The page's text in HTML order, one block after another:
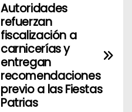
Autoridades
refuerzan
fiscalización a
carnicerías y
entregan
recomendaciones
previo a las Fiestas
Patrias